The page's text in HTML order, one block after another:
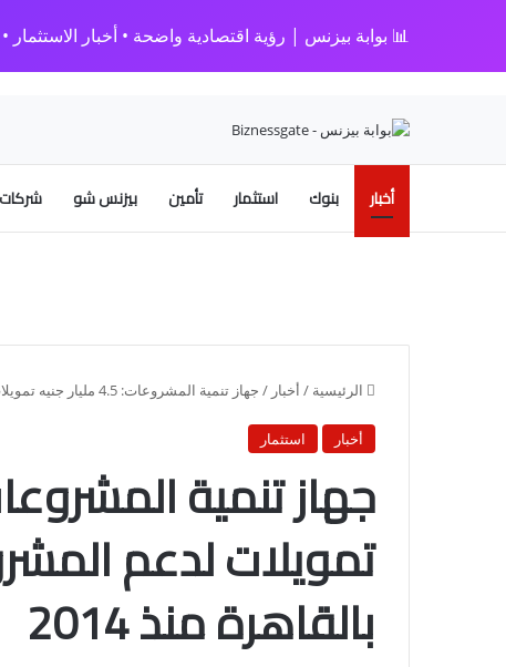
📊 بوابة بيزنس | رؤية اقتصادية واضحة • أخبار الاستثمار •
أخبار بنوك استثمار تأمين بيزنس شو
الرئيسية / أخبار / جهاز تنمية المشروعات: 4.5 مليار جنيه تمويلات لدعم المشروعات الصغيرة بالقاهرة منذ 2014
أخبار استثمار
تمويلات لدعم
بالقاهرة منذ 2014